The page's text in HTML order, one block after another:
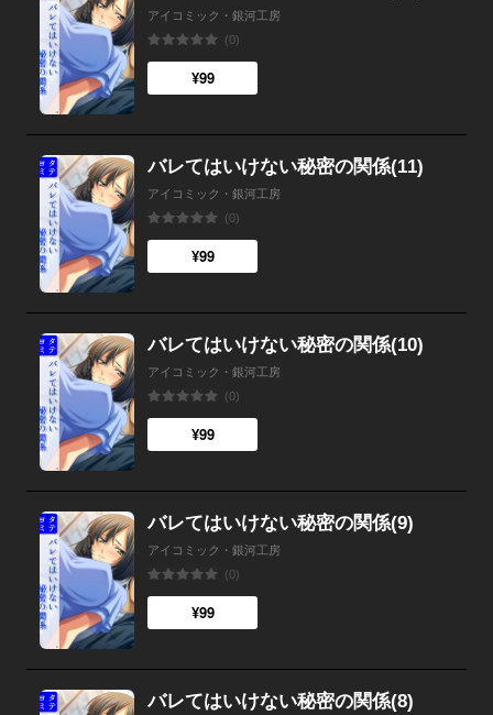
アイコミック・銀河工房
(0)
¥99
バレてはいけない秘密の関係(11)
アイコミック・銀河工房
(0)
¥99
バレてはいけない秘密の関係(10)
アイコミック・銀河工房
(0)
¥99
バレてはいけない秘密の関係(9)
アイコミック・銀河工房
(0)
¥99
バレてはいけない秘密の関係(8)